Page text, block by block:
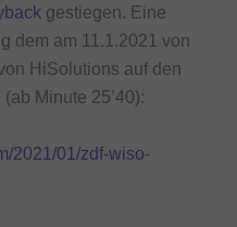
gestiegen. Eine
dem am 11.1.2021 von
HiSolutions auf den
Minute 25’40):
2021/01/zdf-wiso-